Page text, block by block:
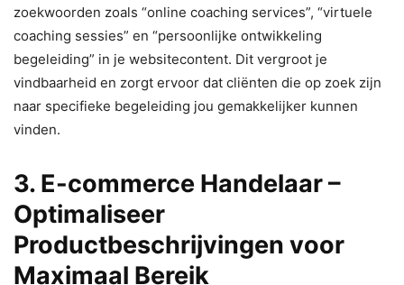
zoekwoorden zoals “online coaching services”, “virtuele
coaching sessies” en “persoonlijke ontwikkeling
begeleiding” in je websitecontent. Dit vergroot je
vindbaarheid en zorgt ervoor dat cliënten die op zoek zijn
naar specifieke begeleiding jou gemakkelijker kunnen
vinden.
3. E-commerce Handelaar –
Optimaliseer
Productbeschrijvingen voor
Maximaal Bereik